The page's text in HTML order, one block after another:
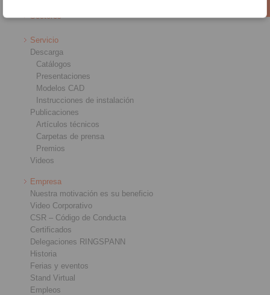
Sectores
Servicio
Descarga
Catálogos
Presentaciones
Modelos CAD
Instrucciones de instalación
Publicaciones
Artículos técnicos
Carpetas de prensa
Premios
Videos
Empresa
Nuestra motivación es su beneficio
Video Corporativo
CSR – Código de Conducta
Certificados
Delegaciones RINGSPANN
Historia
Ferias y eventos
Stand Virtual
Empleos